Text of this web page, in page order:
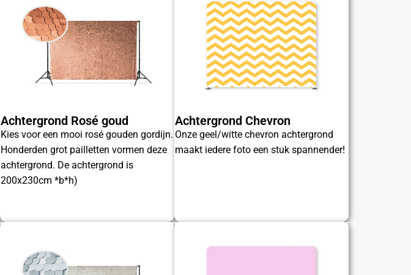
Achtergrond Rosé goud
Kies voor een mooi rosé gouden gordijn.
Honderden grot pailletten vormen deze
achtergrond. De achtergrond is
200x230cm *b*h)
Achtergrond Chevron
Onze geel/witte chevron achtergrond
maakt iedere foto een stuk spannender!